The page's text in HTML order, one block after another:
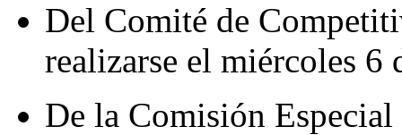
Del Comité de
realizarse el miércoles 6
De la Comisión